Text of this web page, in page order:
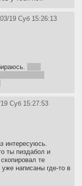
19 Суб 15:26:13
Суб 15:27:53
интересуюсь.
ты пиздабол и
те
написаны где-то в